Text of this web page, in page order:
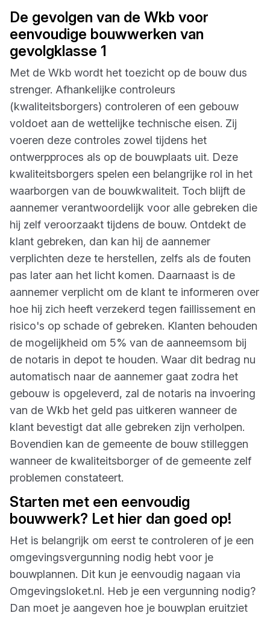
De gevolgen van de Wkb voor
eenvoudige bouwwerken van
gevolgklasse 1
Met de Wkb wordt het toezicht op de bouw dus
strenger. Afhankelijke controleurs
(kwaliteitsborgers) controleren of een gebouw
voldoet aan de wettelijke technische eisen. Zij
voeren deze controles zowel tijdens het
ontwerpproces als op de bouwplaats uit. Deze
kwaliteitsborgers spelen een belangrijke rol in het
waarborgen van de bouwkwaliteit. Toch blijft de
aannemer verantwoordelijk voor alle gebreken die
hij zelf veroorzaakt tijdens de bouw. Ontdekt de
klant gebreken, dan kan hij de aannemer
verplichten deze te herstellen, zelfs als de fouten
pas later aan het licht komen. Daarnaast is de
aannemer verplicht om de klant te informeren over
hoe hij zich heeft verzekerd tegen faillissement en
risico's op schade of gebreken. Klanten behouden
de mogelijkheid om 5% van de aanneemsom bij
de notaris in depot te houden. Waar dit bedrag nu
automatisch naar de aannemer gaat zodra het
gebouw is opgeleverd, zal de notaris na invoering
van de Wkb het geld pas uitkeren wanneer de
klant bevestigt dat alle gebreken zijn verholpen.
Bovendien kan de gemeente de bouw stilleggen
wanneer de kwaliteitsborger of de gemeente zelf
problemen constateert.
Starten met een eenvoudig
bouwwerk? Let hier dan goed op!
Het is belangrijk om eerst te controleren of je een
omgevingsvergunning nodig hebt voor je
bouwplannen. Dit kun je eenvoudig nagaan via
Omgevingsloket.nl. Heb je een vergunning nodig?
Dan moet je aangeven hoe je bouwplan eruitziet